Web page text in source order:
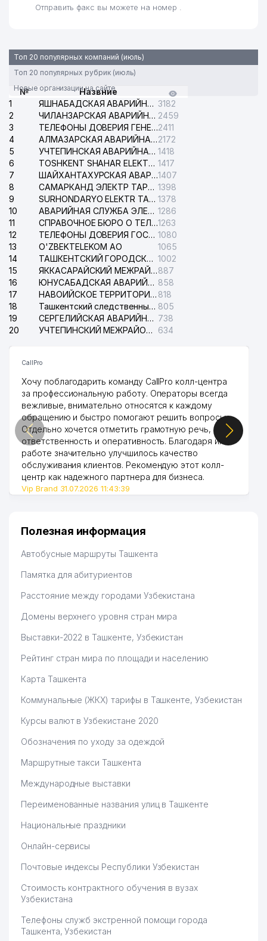
Отправить факс вы можете на номер .
Топ 20 популярных компаний (июль)
Топ 20 популярных рубрик (июль)
Новые организации на сайте
№
Назвние
1
ЯШНАБАДСКАЯ АВАРИЙНАЯ СЛУЖБА ЭЛЕКТРОСЕТИ 3182
2
ЧИЛАНЗАРСКАЯ АВАРИЙНАЯ СЛУЖБА ЭЛЕКТРОСЕТИ 2459
3
ТЕЛЕФОНЫ ДОВЕРИЯ ГЕНЕРАЛЬНОЙ ПРОКУРАТУРЫ РЕСПУБЛИКИ УЗБЕКИСТАН2411
4
АЛМАЗАРСКАЯ АВАРИЙНАЯ СЛУЖБА ЭЛЕКТРОСЕТИ2172
5
УЧТЕПИНСКАЯ АВАРИЙНАЯ СЛУЖБА ЭЛЕКТРОСЕТИ 1418
6
TOSHKENT SHAHAR ELEKTR TARMOQLARI KORXONASI АО 1417
7
ШАЙХАНТАХУРСКАЯ АВАРИЙНАЯ СЛУЖБА ЭЛЕКТРОСЕТИ1407
8
САМАРКАНД ЭЛЕКТР ТАРМОКЛАРИ АО 1398
9
SURHONDARYO ELEKTR TARMOKLARI АО 1378
10
АВАРИЙНАЯ СЛУЖБА ЭЛЕКТРОСЕТИ ТАШКЕНТСКОГО РАЙОНА 1286
11
СПРАВОЧНОЕ БЮРО О ТЕЛЕФОНАХ ОРГАНИЗАЦИЙ г. ТАШКЕНТА1263
12
ТЕЛЕФОНЫ ДОВЕРИЯ ГОСУДАРСТВЕННОГО ЦЕНТРА ТЕСТИРОВАНИЯ 1080
13
O'ZBEKTELEKOM АО
1065
14
ТАШКЕНТСКИЙ ГОРОДСКОЙ СУД ПО ГРАЖДАНСКИМ ДЕЛАМ 1002
15
ЯККАСАРАЙСКИЙ МЕЖРАЙОННЫЙ СУД ПО ГРАЖДАНСКИМ ДЕЛАМ887
16
ЮНУСАБАДСКАЯ АВАРИЙНАЯ СЛУЖБА ЭЛЕКТРОСЕТИ 858
17
НАВОИЙСКОЕ ТЕРРИТОРИАЛЬНОЕ ПРЕДПРИЯТИЕ ЭЛЕКТРОСЕТИ АО 818
18
Ташкентский следственный изолятор 805
19
СЕРГЕЛИЙСКАЯ АВАРИЙНАЯ СЛУЖБА ЭЛЕКТРОСЕТИ 738
20
УЧТЕПИНСКИЙ МЕЖРАЙОННЫЙ СУД ПО ГРАЖДАНСКИМ ДЕЛАМ 634
CallPro
Хочу поблагодарить команду CallPro колл-центра
за профессиональную работу. Операторы всегда
вежливые, внимательно относятся к каждому
обращению и быстро помогают решить вопросы.
Отдельно хочется отметить грамотную речь,
ответственность и оперативность. Благодаря их
работе значительно улучшилось качество
обслуживания клиентов. Рекомендую этот колл-
центр как надежного партнера для бизнеса.
Vip Brand 31.07.2026 11:43:39
Полезная информация
Автобусные маршруты Ташкента
Памятка для абитуриентов
Расстояние между городами Узбекистана
Домены верхнего уровня стран мира
Выставки-2022 в Ташкенте, Узбекистан
Рейтинг стран мира по площади и населению
Карта Ташкента
Коммунальные (ЖКХ) тарифы в Ташкенте, Узбекистан
Курсы валют в Узбекистане 2020
Обозначения по уходу за одеждой
Маршрутные такси Ташкента
Международные выставки
Переименованные названия улиц в Ташкенте
Национальные праздники
Онлайн-сервисы
Почтовые индексы Республики Узбекистан
Стоимость контрактного обучения в вузах
Узбекистана
Телефоны служб экстренной помощи города
Ташкента, Узбекистан